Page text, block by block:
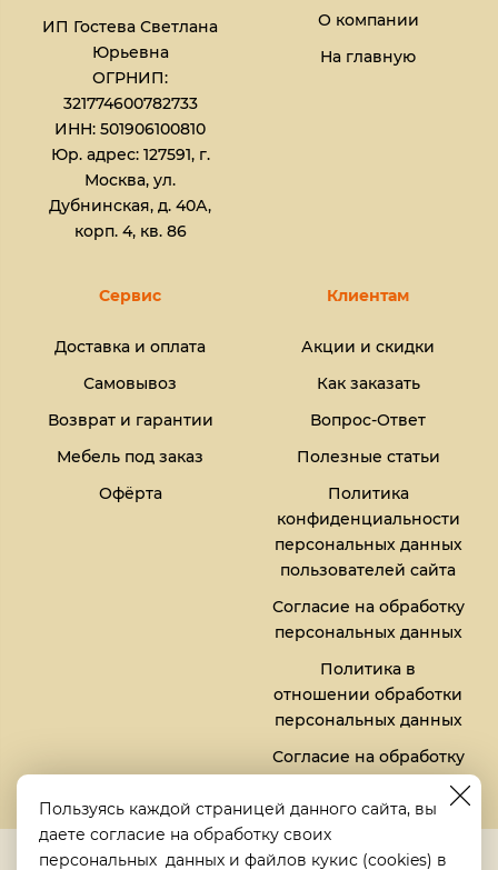
ИП Гостева Светлана
Юрьевна​
ОГРНИП:
321774600782733
ИНН: 501906100810
Юр. адрес: 127591, г.
Москва, ул.
Дубнинская, д. 40А,
корп. 4, кв. 86
О компании
На главную
Сервис
Доставка и оплата
Самовывоз
Возврат и гарантии
Мебель под заказ
Офёрта
Клиентам
Акции и скидки
Как заказать
Вопрос-Ответ
Полезные статьи
Политика
конфиденциальности
персональных данных
пользователей сайта
Согласие на обработку
персональных данных
Политика в
отношении обработки
персональных данных
Согласие на обработку
файлов кукис (cookies)
5,0
Пользуясь каждой страницей данного сайта, вы
даете согласие на обработку своих
персональных данных и файлов кукис (cookies) в